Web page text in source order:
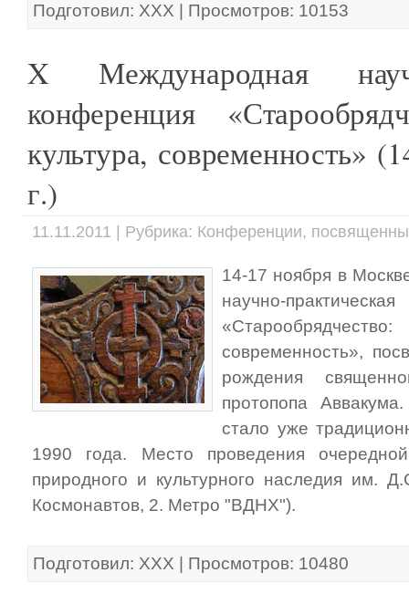
Подготовил: ХХХ | Просмотров: 10153
X Международная
конференция
культура, современность»
г.)
11.11.2011 | Рубрика: Конференции,
14-17 ноября в
научно-
современность»,
рождения
протопопа
стало уже
1990 года. Место проведения
природного и культурного наследия им.
Космонавтов, 2. Метро "ВДНХ").
Подготовил: ХХХ | Просмотров: 10480